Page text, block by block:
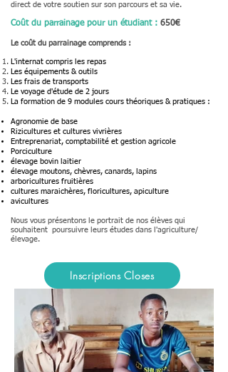
direct de votre soutien sur son parcours et sa vie.
Coût du parrainage pour un étudiant : 650€
Le coût du parrainage comprends :
L'internat compris les repas
Les équipements & outils
Les frais de transports
Le voyage d'étude de 2 jours
La formation de 9 modules cours théoriques & pratiques :
Agronomie de base
Rizicultures et cultures vivrières
Entreprenariat, comptabilité et gestion agricole
Porciculture
élevage bovin laitier
élevage moutons, chèvres, canards, lapins
arboricultures fruitières
cultures maraichères, floricultures, apiculture
avicultures​​​​
Nous vous présentons le portrait de nos élèves qui
souhaitent poursuivre leurs études dans l'agriculture/
élevage.
Inscriptions Closes